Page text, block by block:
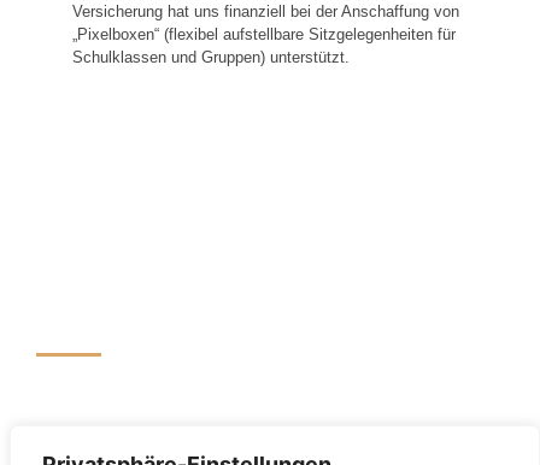
Versicherung hat uns finanziell bei der Anschaffung von
„Pixelboxen“ (flexibel aufstellbare Sitzgelegenheiten für
Schulklassen und Gruppen) unterstützt.